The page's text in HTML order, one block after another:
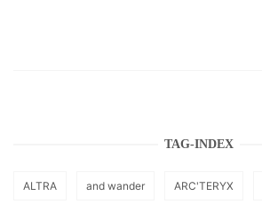
TAG-INDEX
ALTRA and wander ARC'TERYX